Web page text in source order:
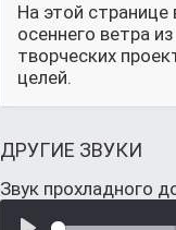
На этой
осеннего ветра
творческих
целей.
ДРУГИЕ ЗВУКИ
Звук прохладного